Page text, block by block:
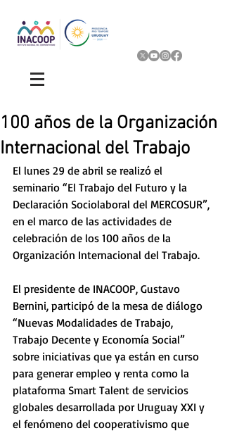
100 años de la Organización
Internacional del Trabajo
El lunes 29 de abril se realizó el
seminario “El Trabajo del Futuro y la
Declaración Sociolaboral del MERCOSUR”,
en el marco de las actividades de
celebración de los 100 años de la
Organización Internacional del Trabajo.
El presidente de INACOOP, Gustavo
Bernini, participó de la mesa de diálogo
“Nuevas Modalidades de Trabajo,
Trabajo Decente y Economía Social”
sobre iniciativas que ya están en curso
para generar empleo y renta como la
plataforma Smart Talent de servicios
globales desarrollada por Uruguay XXI y
el fenómeno del cooperativismo que